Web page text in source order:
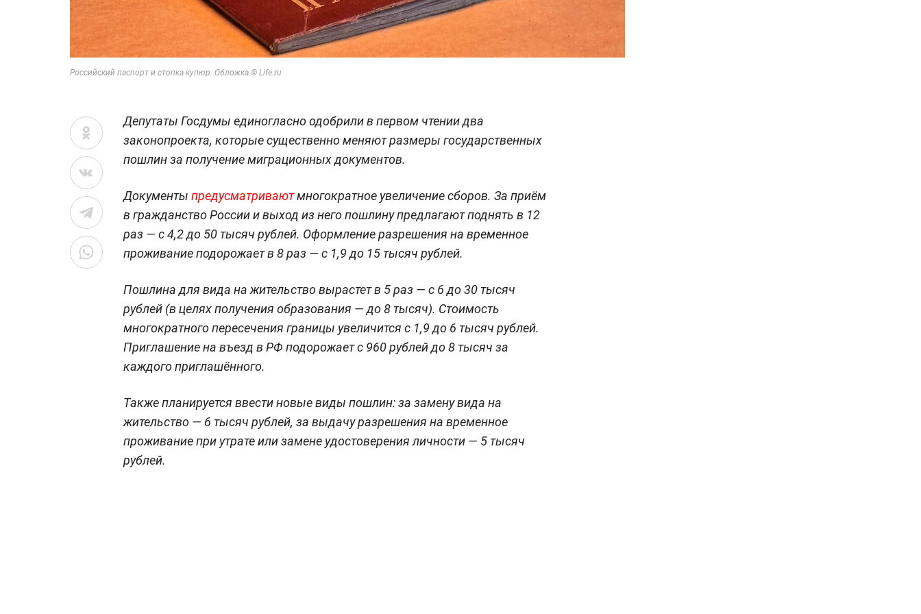
Российский паспорт и стопка купюр. Обложка © Life.ru
Депутаты Госдумы единогласно одобрили в первом чтении два
законопроекта, которые существенно меняют размеры государственных
пошлин за получение миграционных документов.
Документы предусматриваютмногократное увеличение сборов. За приём
в гражданство России и выход из него пошлину предлагают поднять в 12
раз — с 4,2 до 50 тысяч рублей. Оформление разрешения на временное
проживание подорожает в 8 раз — с 1,9 до 15 тысяч рублей.
Пошлина для вида на жительство вырастет в 5 раз — с 6 до 30 тысяч
рублей (в целях получения образования — до 8 тысяч). Стоимость
многократного пересечения границы увеличится с 1,9 до 6 тысяч рублей.
Приглашение на въезд в РФ подорожает с 960 рублей до 8 тысяч за
каждого приглашённого.
Также планируется ввести новые виды пошлин: за замену вида на
жительство — 6 тысяч рублей, за выдачу разрешения на временное
проживание при утрате или замене удостоверения личности — 5 тысяч
рублей.